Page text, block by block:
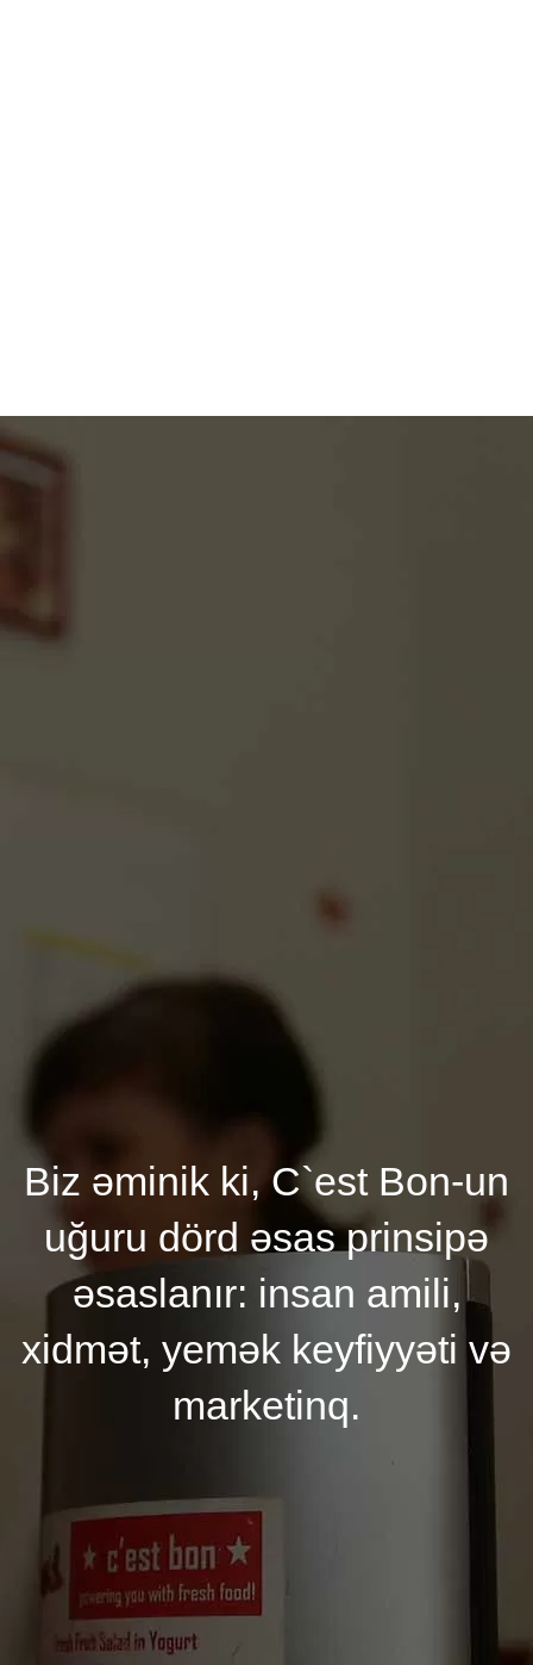
Biz əminik ki, C`est Bon-un
uğuru dörd əsas prinsipə
əsaslanır: insan amili,
xidmət, yemək keyfiyyəti və
marketinq.